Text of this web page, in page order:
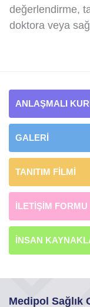
değerlendirme,
doktora veya
ANLAŞMALI
GALERİ
TANITIM FİLMİ
İLETİŞİM FORMU
İNSAN
Medipol Sağlık